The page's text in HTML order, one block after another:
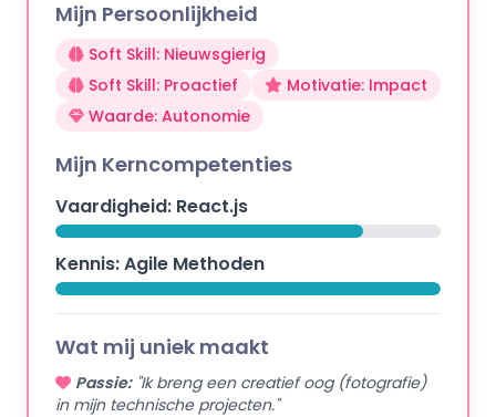
Mijn Persoonlijkheid
Soft Skill: Nieuwsgierig
Soft Skill: Proactief
Motivatie: Impact
Waarde: Autonomie
Mijn Kerncompetenties
Vaardigheid: React.js
Kennis: Agile Methoden
Wat mij uniek maakt
Passie:"Ik breng een creatief oog (fotografie)
in mijn technische projecten."